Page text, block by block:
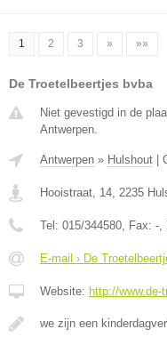
1 2 3 » »»
De Troetelbeertjes bvba
Niet gevestigd in de
Antwerpen.
Antwerpen » Hulshout
Hooistraat, 14, 2235
Tel: 015/344580, Fax: -,
E-mail › De
Website: http://www.de-
we zijn een